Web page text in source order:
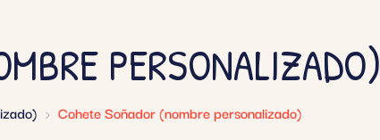
PERSONALIZADO)
Cohete Soñador (nombre personalizado)